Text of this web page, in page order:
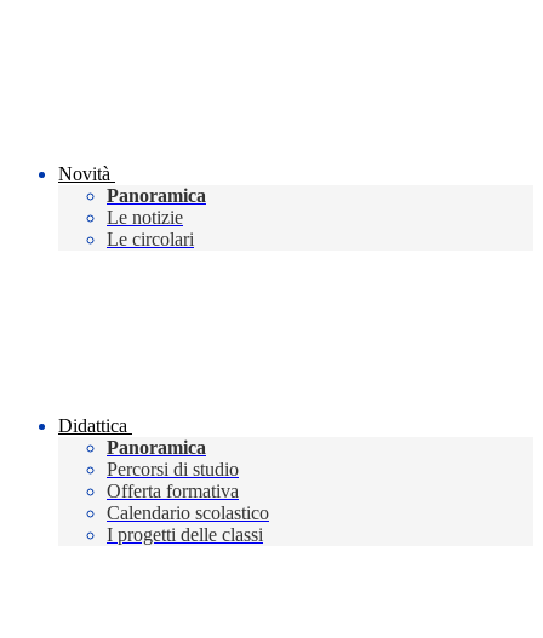
Novità
Panoramica
Le notizie
Le circolari
Didattica
Panoramica
Percorsi di studio
Offerta formativa
Calendario scolastico
I progetti delle classi